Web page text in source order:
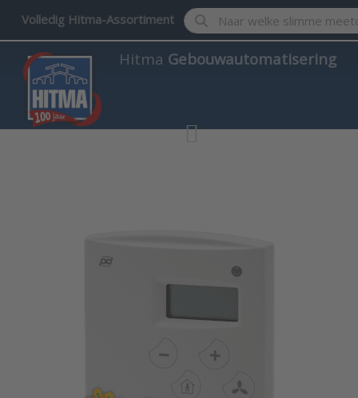
Volledig Hitma-Assortiment Enter a search term.
Hitma Gebouwautomatisering